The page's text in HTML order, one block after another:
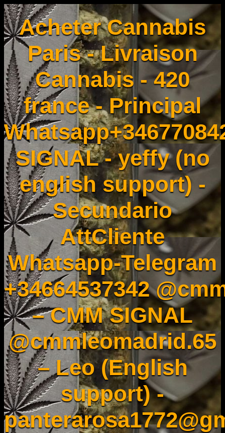
Acheter Cannabis
Paris - Livraison
Cannabis - 420
france - Principal
SIGNAL - yeffy (no
english support) -
Secundario
AttCliente
Whatsapp-Telegram
+34664537342
– CMM SIGNAL
@cmmleomadrid.65
– Leo (English
support) -